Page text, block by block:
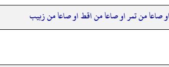
صاعا من تمر او صاعا من اقط او صاعا من زبيب